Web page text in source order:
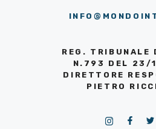
REG. TRIBUNALE
N.793 DEL 23/
DIRETTORE
PIETRO